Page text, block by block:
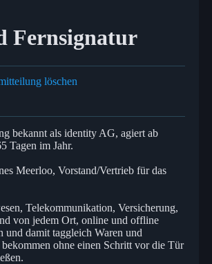
Fernsignatur
löschen
bekannt als identity AG, agiert ab
Tagen im Jahr.
Meerloo, Vorstand/Vertrieb für das
Telekommunikation, Versicherung,
von jedem Ort, online und offline
und damit taggleich Waren und
ohne einen Schritt vor die Tür